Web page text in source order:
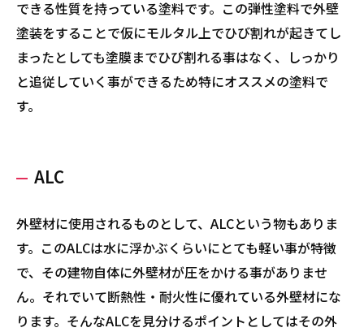
できる性質を持っている塗料です。この弾性塗料で外壁
塗装をすることで仮にモルタル上でひび割れが起きてし
まったとしても塗膜までひび割れる事はなく、しっかり
と追従していく事ができるため特にオススメの塗料で
す。
ALC
外壁材に使用されるものとして、ALCという物もありま
す。このALCは水に浮かぶくらいにとても軽い事が特徴
で、その建物自体に外壁材が圧をかける事がありませ
ん。それでいて断熱性・耐火性に優れている外壁材にな
ります。そんなALCを見分けるポイントとしてはその外